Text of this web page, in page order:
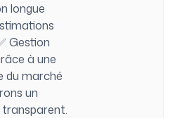
longue
Gestion
à une
du marché
un